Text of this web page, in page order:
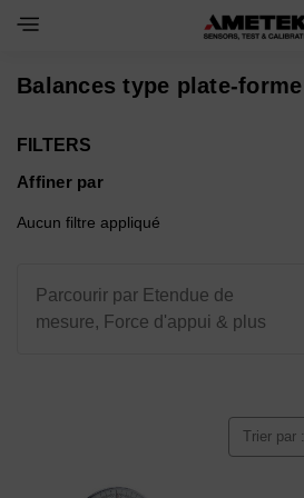
Toggle Navigation Menu
Balances type plate-forme
FILTERS
Affiner par
Aucun filtre appliqué
Parcourir par Etendue de
mesure, Force d'appui & plus
Trier par :